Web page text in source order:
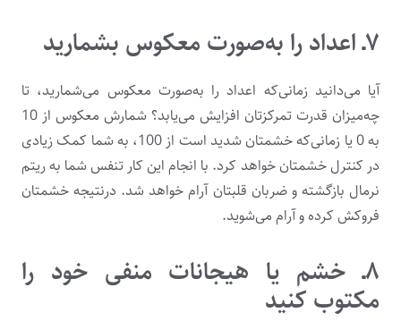
۷ـ اعداد را به‌صورت معکوس بشمارید
آیا می‌دانید زمانی‌که اعداد را به‌صورت معکوس می‌شمارید، تا
چه‌میزان قدرت تمرکزتان افزایش می‌یابد؟ شمارش معکوس از 10
به 0 یا زمانی‌که خشمتان شدید است از 100، به شما کمک زیادی
در کنترل خشمتان خواهد کرد. با انجام این ‌کار تنفس شما به ریتم
نرمال بازگشته و ضربان قلبتان آرام خواهد شد. درنتیجه خشمتان
فروکش کرده و آرام می‌شوید.
۸ـ خشم یا هیجانات منفی خود را
مکتوب کنید